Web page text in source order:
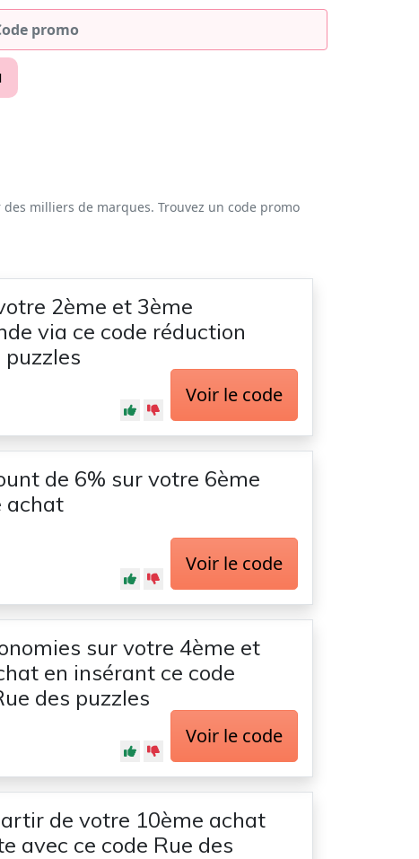
milliers de marques. Trouvez un code promo
2ème et 3ème
via ce code réduction
puzzles
Voir le code
de 6% sur votre 6ème
achat
Voir le code
sur votre 4ème et
en insérant ce code
des puzzles
Voir le code
de votre 10ème achat
avec ce code Rue des